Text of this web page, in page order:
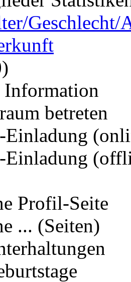
Geschlecht/
Information
betreten
Einladung
Einladung
Profil-Seite
... (Seiten)